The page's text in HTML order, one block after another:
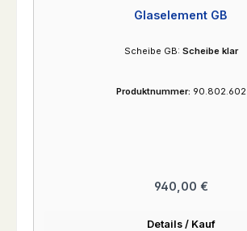
Glaselement GB
Scheibe GB: Scheibe klar
Produktnummer: 90.802.602
Regulärer Preis:
940,00 €
Details / Kauf